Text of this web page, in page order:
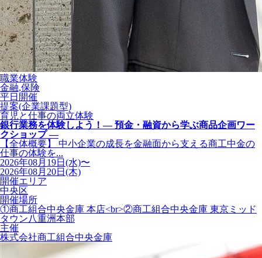
職業体験
金融,保険
平日開催
提案(企業課題型)
育児と仕事の両立体験
銀行業務を体験しよう！― 預金・融資から学ぶ商品企画ワー
クショップ ―
【全体概要】 中小企業の成長を金融面から支える商工中金の
仕事の体験を...
2026年08月19日(水)〜
2026年08月20日(木)
開催エリア
中央区
開催場所
①商工組合中央金庫 本店<br>②商工組合中央金庫 東京ミッド
タウン八重洲本部
主催
株式会社商工組合中央金庫